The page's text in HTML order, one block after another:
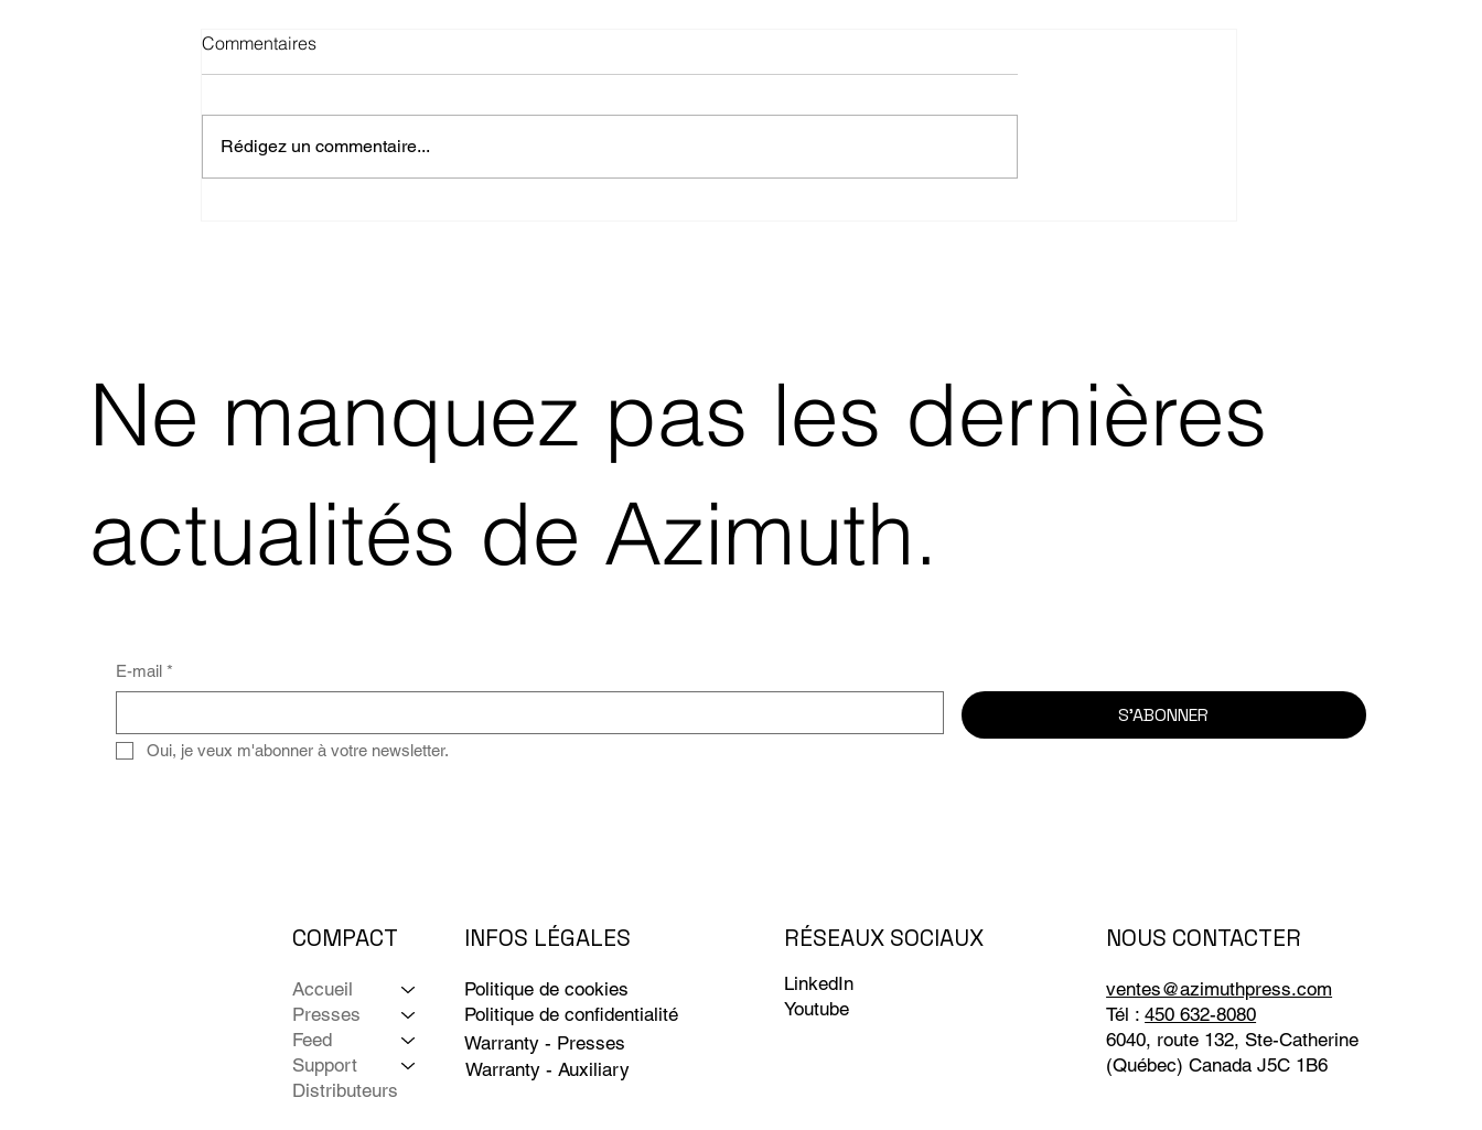
Commentaires
Rédigez un commentaire...
Ne manquez pas les dernières
actualités de Azimuth.
E-mail *
S'ABONNER
Oui, je veux m'abonner à votre newsletter.
Accueil
Presses
Feed
Support
Distributeurs
COMPACT INFOS LÉGALES
Politique de cookies
Politique de confidentialité
Warranty - Presses
Warranty - Auxiliary
RÉSEAUX SOCIAUX
LinkedIn
Youtube
NOUS CONTACTER
ventes@azimuthpress.com
Tél :450 632-8080
6040, route 132, Ste-Catherine
(Québec) Canada J5C 1B6